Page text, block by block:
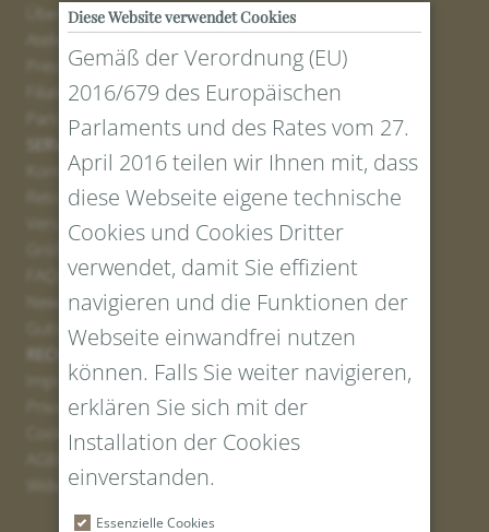
Über uns
Atelier
Presse
Filialen
Partner
SERVICE
Kontakt
Retourenportal
Versand
Newsletter Anmelden
Gutschein erstellen
RECHTLICHES UND DATENSCHUTZ
Impressum
Privacy Policy
Cookies
Widerrufsrecht
Diese Website verwendet Cookies
Gemäß der Verordnung (EU)
2016/679 des Europäischen
Parlaments und des Rates vom 27.
April 2016 teilen wir Ihnen mit, dass
diese Webseite eigene technische
Cookies und Cookies Dritter
verwendet, damit Sie effizient
navigieren und die Funktionen der
Webseite einwandfrei nutzen
können. Falls Sie weiter navigieren,
erklären Sie sich mit der
Installation der Cookies
einverstanden.
Essenzielle Cookies